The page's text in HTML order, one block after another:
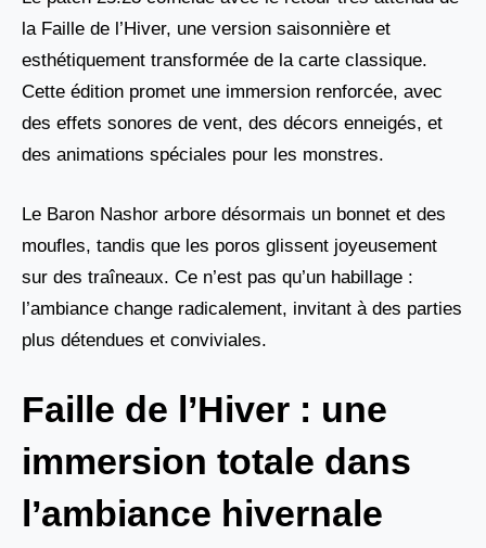
la Faille de l’Hiver, une version saisonnière et
esthétiquement transformée de la carte classique.
Cette édition promet une immersion renforcée, avec
des effets sonores de vent, des décors enneigés, et
des animations spéciales pour les monstres.
Le Baron Nashor arbore désormais un bonnet et des
moufles, tandis que les poros glissent joyeusement
sur des traîneaux. Ce n’est pas qu’un habillage :
l’ambiance change radicalement, invitant à des parties
plus détendues et conviviales.
Faille de l’Hiver : une
immersion totale dans
l’ambiance hivernale